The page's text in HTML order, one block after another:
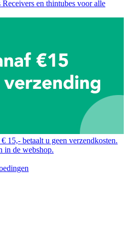
Receivers en thintubes voor alle
15,- betaalt u geen verzendkosten.
in de webshop.